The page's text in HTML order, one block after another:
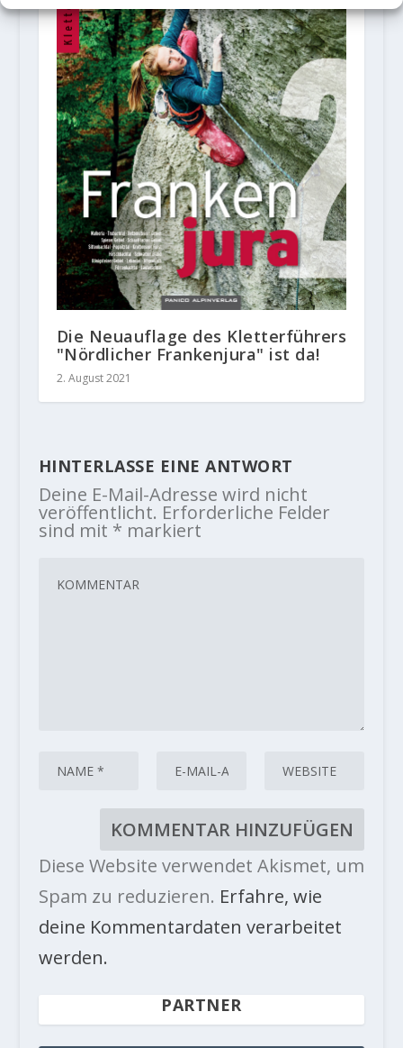
Die Neuauflage des Kletterführers
"Nördlicher Frankenjura" ist da!
2. August 2021
HINTERLASSE EINE ANTWORT
Deine E-Mail-Adresse wird nicht
veröffentlicht. Erforderliche Felder
sind mit * markiert
Diese Website verwendet Akismet, um
Spam zu reduzieren. Erfahre, wie
deine Kommentardaten verarbeitet
werden.
PARTNER